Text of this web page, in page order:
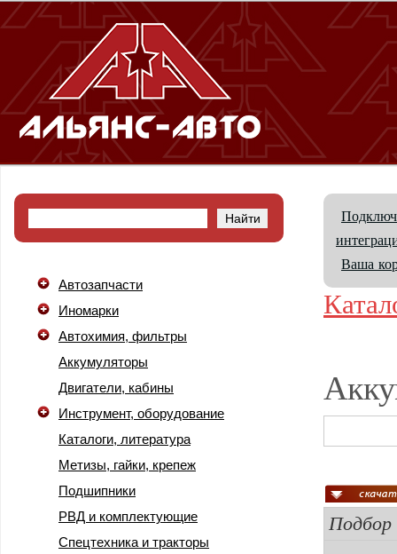
Автозапчасти
Иномарки
Автохимия, фильтры
Аккумуляторы
Двигатели, кабины
Инструмент, оборудование
Каталоги, литература
Метизы, гайки, крепеж
Подшипники
РВД и комплектующие
Спецтехника и тракторы
Ваша